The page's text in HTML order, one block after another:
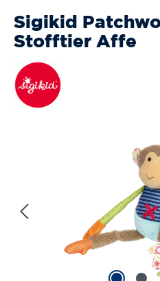
Sigikid
Stofftier Affe
Bildergalerie überspringen